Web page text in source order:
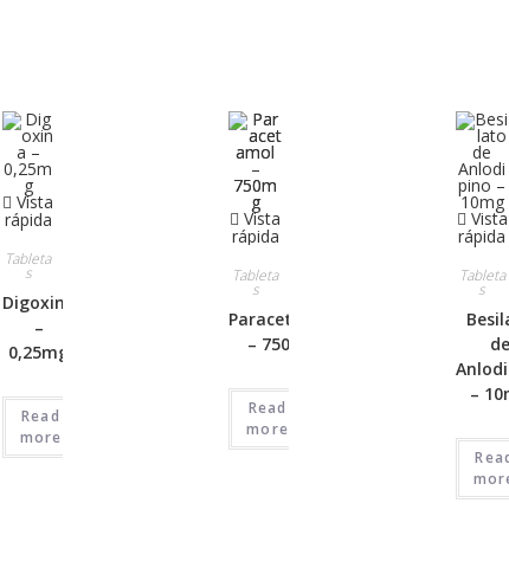
Vista
rápida
Tableta
s
Digoxina
–
0,25mg
Read
more
Vista
rápida
Tableta
s
Paracetamol
– 750mg
Read
more
Vista
rápida
Tableta
s
de
–